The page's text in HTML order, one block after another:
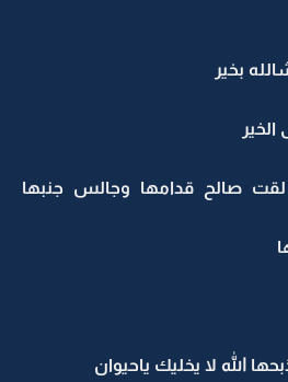
بخير
صالح قدامها وجالس جنبها
الله لا يخليك ياحيوان